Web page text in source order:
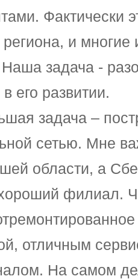
Фактически
и многие
задача -
его развитии.
задача –
сетью. Мне
области, а
филиал.
отличным
На самом